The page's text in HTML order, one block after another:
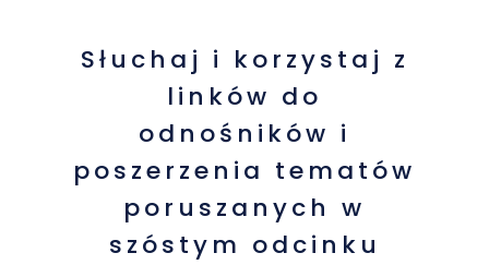
Słuchaj i korzystaj z
linków do
odnośników i
poszerzenia tematów
poruszanych w
szóstym odcinku